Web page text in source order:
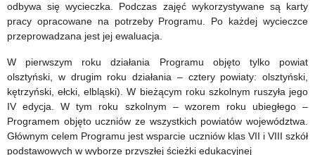
odbywa się wycieczka. Podczas zajęć wykorzystywane są karty
pracy opracowane na potrzeby Programu. Po każdej wycieczce
przeprowadzana jest jej ewaluacja.
W pierwszym roku działania Programu objęto tylko powiat
olsztyński, w drugim roku działania – cztery powiaty: olsztyński,
kętrzyński, ełcki, elbląski). W bieżącym roku szkolnym ruszyła jego
IV edycja. W tym roku szkolnym – wzorem roku ubiegłego –
Programem objęto uczniów ze wszystkich powiatów województwa.
Głównym celem Programu jest wsparcie uczniów klas VII i VIII szkół
podstawowych w wyborze przyszłej ścieżki edukacyjnej